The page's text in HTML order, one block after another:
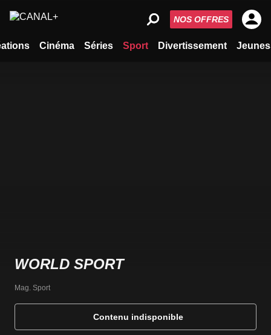
Cinéma Séries Sport Divertissement
NOS OFFRES
WORLD SPORT
Mag. Sport
Contenu indisponible